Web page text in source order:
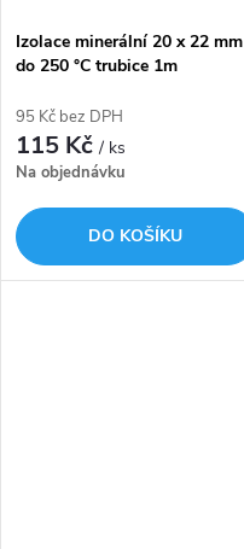
Izolace minerální 20 x 22 mm
do 250 °C trubice 1m
95 Kč bez DPH
115 Kč/ ks
Na objednávku
DO KOŠÍKU